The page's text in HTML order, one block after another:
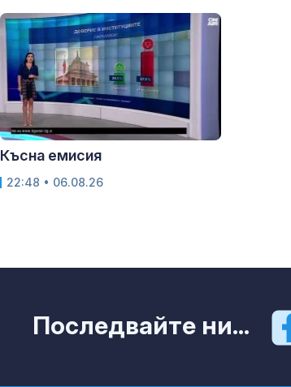
Късна емисия
22:48 • 06.08.26
Последвайте ни...